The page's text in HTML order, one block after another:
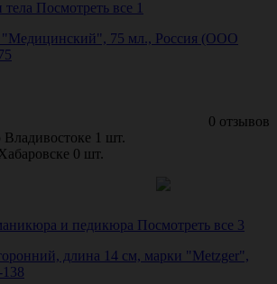
Посмотреть все 1
"Медицинский", 75 мл., Россия (ООО
0 отзывов
1 шт.
0 шт.
и педикюра Посмотреть все 3
длина 14 см, марки "Metzger",